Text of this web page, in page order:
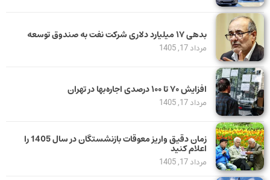
بدهی ١٧ میلیارد دلاری شرکت نفت به صندوق توسعه
مرداد 17, 1405
افزایش ۷۰ تا ۱۰۰ درصدی اجاره‌بها در تهران
مرداد 17, 1405
زمان دقیق واریز معوقات بازنشستگان در سال 1405 را
اعلام کنید
مرداد 17, 1405